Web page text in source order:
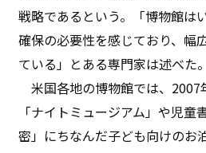
戦略であるという。「博物館は
確保の必要性を感じており、幅
ている」とある専門家は述べた。
米国各地の博物館では、2007
「ナイトミュージアム」や児童
密」にちなんだ子ども向けのお